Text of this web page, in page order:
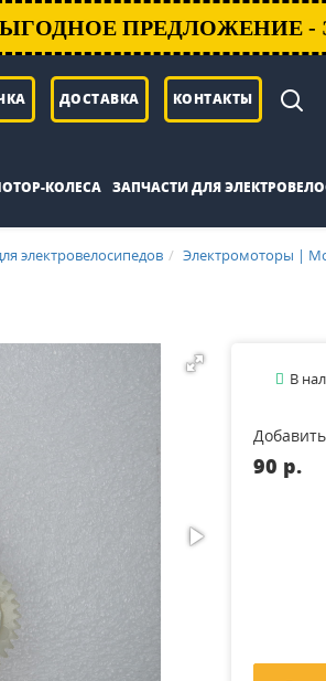
ПРЕДЛОЖЕНИЕ -
ДОСТАВКА КОНТАКТЫ
КОЛЕСА ЗАПЧАСТИ ДЛЯ
электровелосипедов Электромоторы |
В
90 p.